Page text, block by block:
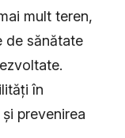
mult teren,
de sănătate
în
prevenirea